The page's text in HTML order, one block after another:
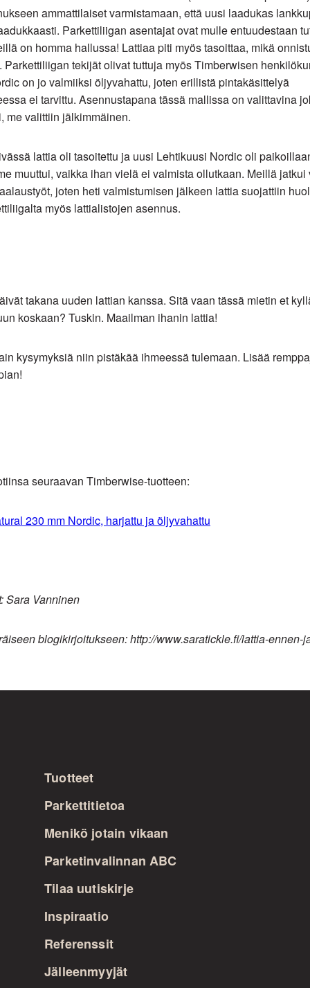
ammattilaiset varmistamaan, että uusi laadukas
Parkettiliigan asentajat ovat mulle entuudestaan
on homma hallussa! Lattiaa piti myös tasoittaa, mikä
Parkettiliigan tekijät olivat tuttuja myös Timberwisen
on jo valmiiksi öljyvahattu, joten erillistä pintakäsittelyä
ei tarvittu. Asennustapana tässä mallissa on valittavina
me valittiin jälkimmäinen.
lattia oli tasoitettu ja uusi Lehtikuusi Nordic oli
muuttui, vaikka ihan vielä ei valmista ollutkaan. Meillä jatkui
joten heti valmistumisen jälkeen lattia suojattiin
myös lattialistojen asennus.
takana uuden lattian kanssa. Sitä vaan tässä mietin et
koskaan? Tuskin. Maailman ihanin lattia!
kysymyksiä niin pistäkää ihmeessä tulemaan. Lisää
seuraavan Timberwise-tuotteen:
230 mm Nordic, harjattu ja öljyvahattu
Sara Vanninen
blogikirjoitukseen: http://www.saratickle.fi/lattia-ennen-
Tuotteet
Parkettitietoa
Menikö jotain vikaan
Parketinvalinnan ABC
Tilaa uutiskirje
Inspiraatio
Referenssit
Jälleenmyyjät